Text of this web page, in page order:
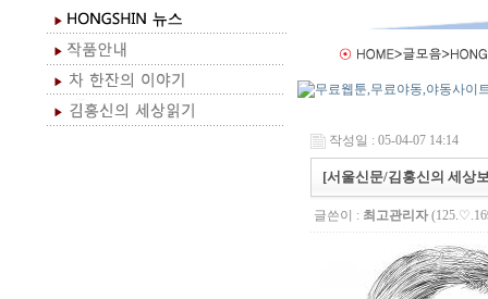
작성일 : 05-04-07 14:14
[서울신문/김홍신의 세상
글쓴이 : 최고관리자